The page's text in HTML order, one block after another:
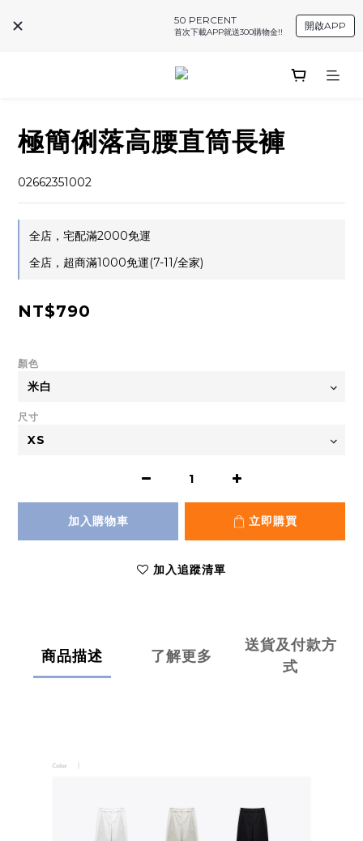
50 PERCENT
首次下載APP就送300購物金!!
開啟APP
極簡俐落高腰直筒長褲
02662351002
全店，宅配滿2000免運
全店，超商滿1000免運(7-11/全家)
NT$790
顏色
尺寸
加入購物車 立即購買
加入追蹤清單
商品描述 了解更多
送貨及付款方
式